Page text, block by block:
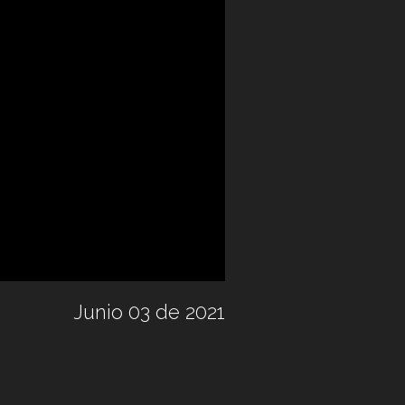
Junio 03 de 2021